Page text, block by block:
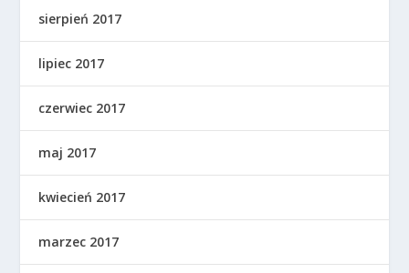
sierpień 2017
lipiec 2017
czerwiec 2017
maj 2017
kwiecień 2017
marzec 2017